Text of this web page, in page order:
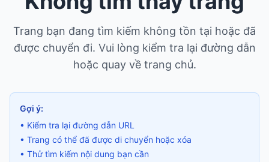
Trang bạn đang tìm kiếm không tồn tại hoặc đã
được chuyển đi. Vui lòng kiểm tra lại đường dẫn
hoặc quay về trang chủ.
Gợi ý:
• Kiểm tra lại đường dẫn URL
• Trang có thể đã được di chuyển hoặc xóa
• Thử tìm kiếm nội dung bạn cần